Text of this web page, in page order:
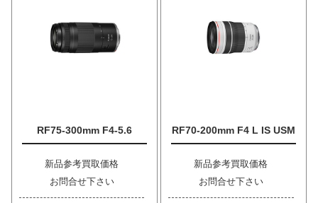
RF75-300mm F4-5.6
新品参考買取価格
お問合せ下さい
RF70-200mm F4 L IS USM
新品参考買取価格
お問合せ下さい